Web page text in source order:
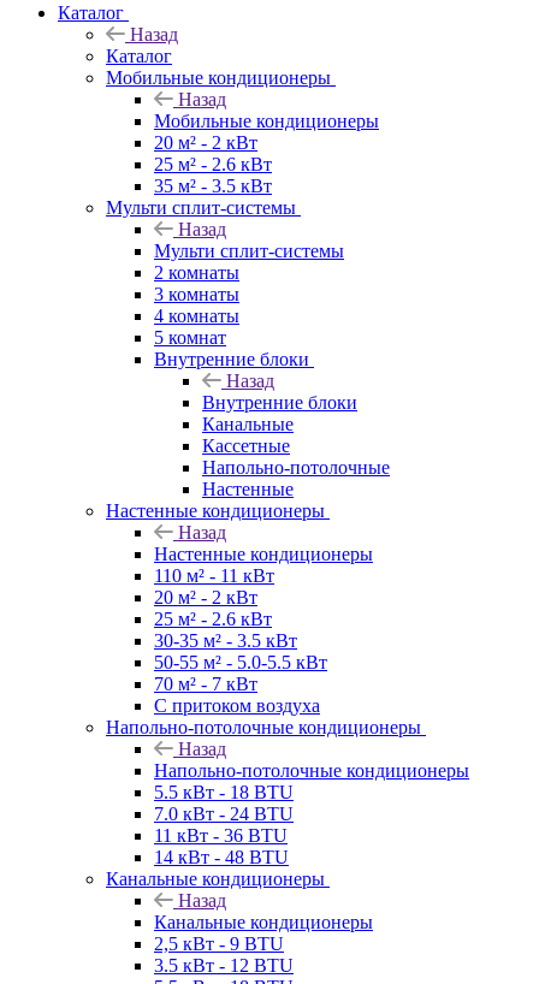
Каталог
Назад
Каталог
Мобильные кондиционеры
Назад
Мобильные кондиционеры
20 м² - 2 кВт
25 м² - 2.6 кВт
35 м² - 3.5 кВт
Мульти сплит-системы
Назад
Мульти сплит-системы
2 комнаты
3 комнаты
4 комнаты
5 комнат
Внутренние блоки
Назад
Внутренние блоки
Канальные
Кассетные
Напольно-потолочные
Настенные
Настенные кондиционеры
Назад
Настенные кондиционеры
110 м² - 11 кВт
20 м² - 2 кВт
25 м² - 2.6 кВт
30-35 м² - 3.5 кВт
50-55 м² - 5.0-5.5 кВт
70 м² - 7 кВт
С притоком воздуха
Напольно-потолочные кондиционеры
Назад
Напольно-потолочные кондиционеры
5.5 кВт - 18 BTU
7.0 кВт - 24 BTU
11 кВт - 36 BTU
14 кВт - 48 BTU
Канальные кондиционеры
Назад
Канальные кондиционеры
2,5 кВт - 9 BTU
3.5 кВт - 12 BTU